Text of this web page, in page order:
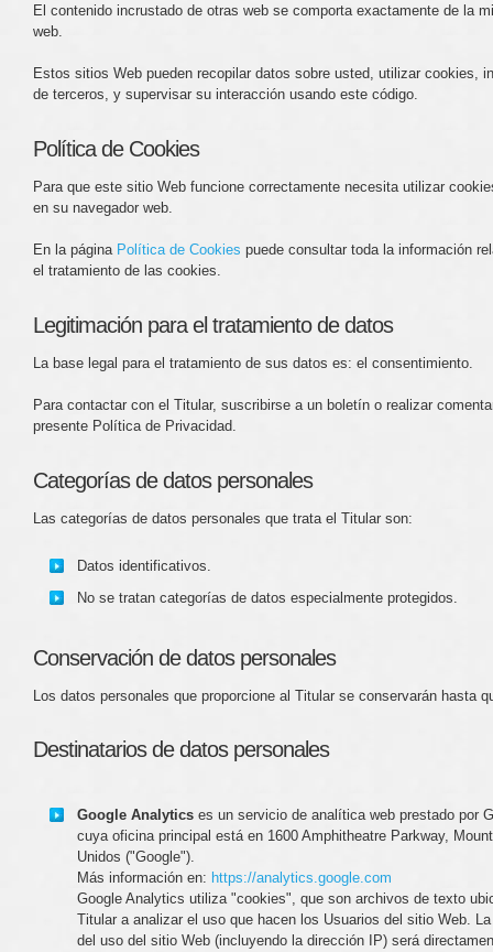
El contenido incrustado de otras web se comporta exactamente de la
web.
Estos sitios Web pueden recopilar datos sobre usted, utilizar cookies,
de terceros, y supervisar su interacción usando este código.
Política de Cookies
Para que este sitio Web funcione correctamente necesita utilizar
en su navegador web.
En la página Política de Cookies puede consultar toda la información
el tratamiento de las cookies.
Legitimación para el tratamiento de datos
La base legal para el tratamiento de sus datos es: el consentimiento.
Para contactar con el Titular, suscribirse a un boletín o realizar
presente Política de Privacidad.
Categorías de datos personales
Las categorías de datos personales que trata el Titular son:
Datos identificativos.
No se tratan categorías de datos especialmente protegidos.
Conservación de datos personales
Los datos personales que proporcione al Titular se conservarán hasta
Destinatarios de datos personales
Google Analytics es un servicio de analítica web prestado por
cuya oficina principal está en 1600 Amphitheatre Parkway,
Unidos ("Google").
Más información en: https://analytics.google.com
Google Analytics utiliza "cookies", que son archivos de texto
Titular a analizar el uso que hacen los Usuarios del sitio Web.
del uso del sitio Web (incluyendo la dirección IP) será